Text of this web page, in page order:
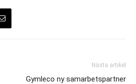
Nästa artikel
Gymleco ny samarbetspartner